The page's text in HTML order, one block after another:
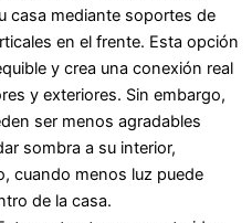
casa mediante soportes de
en el frente. Esta opción
y crea una conexión real
y exteriores. Sin embargo,
ser menos agradables
sombra a su interior,
cuando menos luz puede
de la casa.